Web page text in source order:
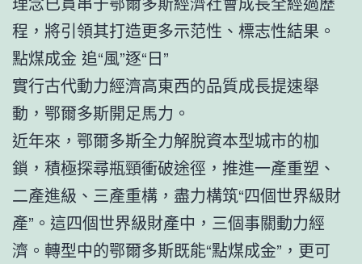
程，將引領其打造更多示范性、標志性結果。
點煤成金 追“風”逐“日”
實行古代動力經濟高東西的品質成長提速舉
動，鄂爾多斯開足馬力。
近年來，鄂爾多斯全力解脫資本型城市的枷
鎖，積極探尋瓶頸衝破途徑，推進一產重塑、
二產進級、三產重構，盡力構筑“四個世界級財
產”。這四個世界級財產中，三個事關動力經
濟。轉型中的鄂爾多斯既能“點煤成金”，更可